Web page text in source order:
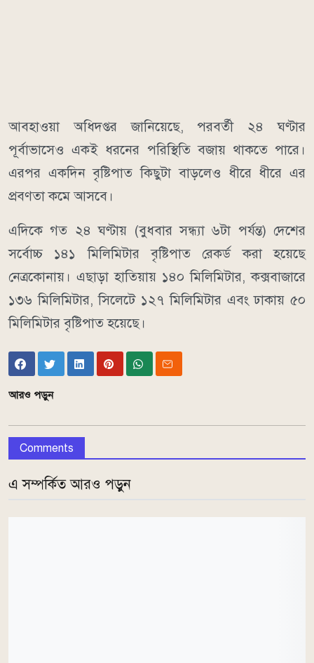
আবহাওয়া অধিদপ্তর জানিয়েছে, পরবর্তী ২৪ ঘণ্টার
পূর্বাভাসেও একই ধরনের পরিস্থিতি বজায় থাকতে পারে।
এরপর একদিন বৃষ্টিপাত কিছুটা বাড়লেও ধীরে ধীরে এর
প্রবণতা কমে আসবে।
এদিকে গত ২৪ ঘণ্টায় (বুধবার সন্ধ্যা ৬টা পর্যন্ত) দেশের
সর্বোচ্চ ১৪১ মিলিমিটার বৃষ্টিপাত রেকর্ড করা হয়েছে
নেত্রকোনায়। এছাড়া হাতিয়ায় ১৪০ মিলিমিটার, কক্সবাজারে
১৩৬ মিলিমিটার, সিলেটে ১২৭ মিলিমিটার এবং ঢাকায় ৫০
মিলিমিটার বৃষ্টিপাত হয়েছে।
আরও পড়ুন
Comments
এ সম্পর্কিত আরও পড়ুন